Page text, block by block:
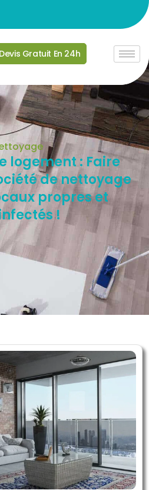
Devis Gratuit En 24h
logement : Faire
de nettoyage
propres et
!